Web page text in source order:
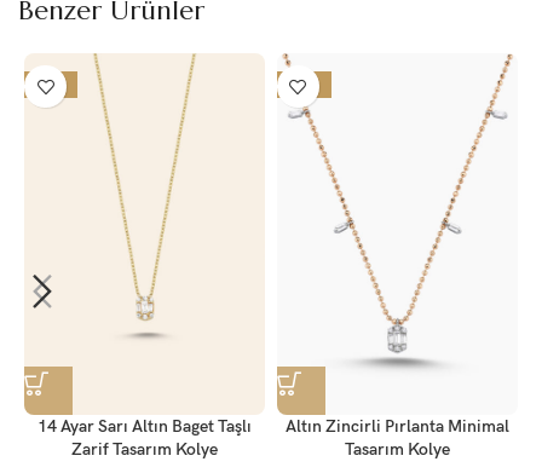
Benzer Ürünler
-15%
14 Ayar Sarı Altın Baget Taşlı
Zarif Tasarım Kolye
-14%
Altın Zincirli Pırlanta Minimal
Tasarım Kolye